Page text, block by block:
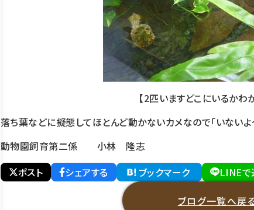
【2匹いますどこにいるかわ
落ち葉などに擬態してほとんど動かないカメなので「いないよ
動物園飼育第二係 小林 隆志
ポスト
シェアする ブックマーク LINEで
ブログ一覧へ戻